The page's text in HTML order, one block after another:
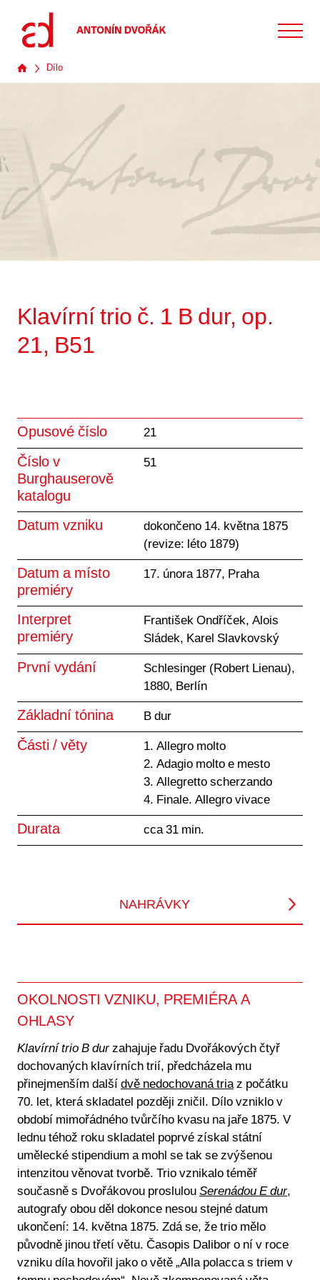
Dílo
Klavírní trio č. 1 B dur, op.
21, B51
NAHRÁVKY
Opusové číslo 21
Číslo v
Burghauserově
katalogu
51
Datum vzniku
dokončeno 14. května 1875
(revize: léto 1879)
Datum a místo
premiéry
17. února 1877, Praha
Interpret
premiéry
František Ondříček, Alois
Sládek, Karel Slavkovský
První vydání
Schlesinger (Robert Lienau),
1880, Berlín
Základní tónina B dur
Části / věty
1. Allegro molto
2. Adagio molto e mesto
3. Allegretto scherzando
4. Finale. Allegro vivace
Durata cca 31 min.
OKOLNOSTI VZNIKU, PREMIÉRA A
OHLASY
Klavírní trio B durzahajuje řadu Dvořákových čtyř
dochovaných klavírních trií, předcházela mu
přinejmenším další dvě nedochovaná triaz počátku
70. let, která skladatel později zničil. Dílo vzniklo v
období mimořádného tvůrčího kvasu na jaře 1875. V
lednu téhož roku skladatel poprvé získal státní
umělecké stipendium a mohl se tak se zvýšenou
intenzitou věnovat tvorbě. Trio vznikalo téměř
současně s Dvořákovou proslulou Serenádou E dur,
autografy obou děl dokonce nesou stejné datum
ukončení: 14. května 1875. Zdá se, že trio mělo
původně jinou třetí větu. Časopis Dalibor o ní v roce
vzniku díla hovořil jako o větě „Alla polacca s triem v